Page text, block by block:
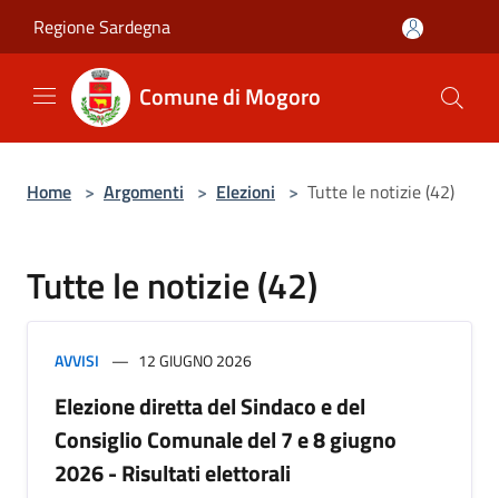
Regione Sardegna
Comune di Mogoro
Home > Argomenti > Elezioni > Tutte le notizie (42)
Tutte le notizie (42)
AVVISI 12 GIUGNO 2026
Elezione diretta del Sindaco e del
Consiglio Comunale del 7 e 8 giugno
2026 - Risultati elettorali